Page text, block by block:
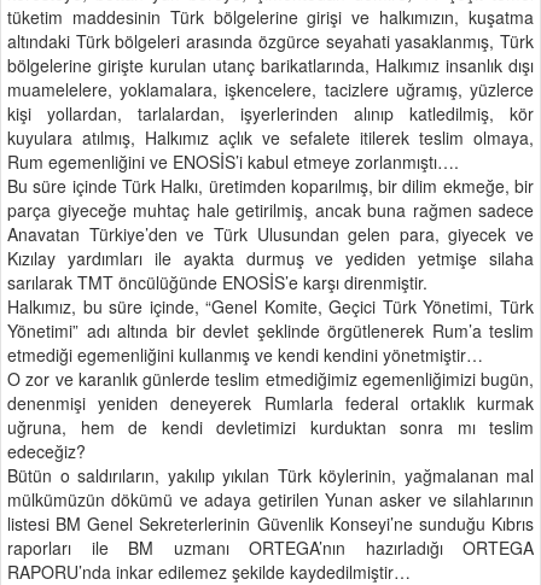
tüketim maddesinin Türk bölgelerine girişi ve halkımızın, kuşatma
altındaki Türk bölgeleri arasında özgürce seyahati yasaklanmış, Türk
bölgelerine girişte kurulan utanç barikatlarında, Halkımız insanlık dışı
muamelelere, yoklamalara, işkencelere, tacizlere uğramış, yüzlerce
kişi yollardan, tarlalardan, işyerlerinden alınıp katledilmiş, kör
kuyulara atılmış, Halkımız açlık ve sefalete itilerek teslim olmaya,
Rum egemenliğini ve ENOSİS’i kabul etmeye zorlanmıştı….
Bu süre içinde Türk Halkı, üretimden koparılmış, bir dilim ekmeğe, bir
parça giyeceğe muhtaç hale getirilmiş, ancak buna rağmen sadece
Anavatan Türkiye’den ve Türk Ulusundan gelen para, giyecek ve
Kızılay yardımları ile ayakta durmuş ve yediden yetmişe silaha
sarılarak TMT öncülüğünde ENOSİS’e karşı direnmiştir.
Halkımız, bu süre içinde, “Genel Komite, Geçici Türk Yönetimi, Türk
Yönetimi” adı altında bir devlet şeklinde örgütlenerek Rum’a teslim
etmediği egemenliğini kullanmış ve kendi kendini yönetmiştir…
O zor ve karanlık günlerde teslim etmediğimiz egemenliğimizi bugün,
denenmişi yeniden deneyerek Rumlarla federal ortaklık kurmak
uğruna, hem de kendi devletimizi kurduktan sonra mı teslim
edeceğiz?
Bütün o saldırıların, yakılıp yıkılan Türk köylerinin, yağmalanan mal
mülkümüzün dökümü ve adaya getirilen Yunan asker ve silahlarının
listesi BM Genel Sekreterlerinin Güvenlik Konseyi’ne sunduğu Kıbrıs
raporları ile BM uzmanı ORTEGA’nın hazırladığı ORTEGA
RAPORU’nda inkar edilemez şekilde kaydedilmiştir…